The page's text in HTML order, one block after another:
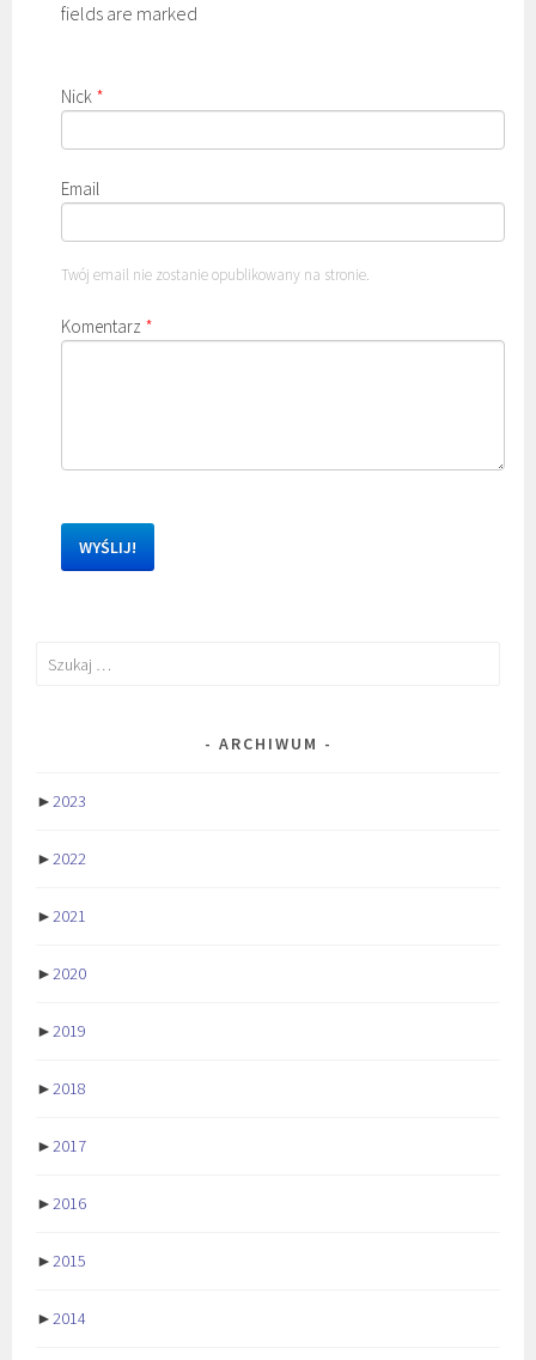
fields are marked
Nick *
Email
Twój email nie zostanie opublikowany na stronie.
Komentarz *
Szukaj:
ARCHIWUM
►2023
►2022
►2021
►2020
►2019
►2018
►2017
►2016
►2015
►2014